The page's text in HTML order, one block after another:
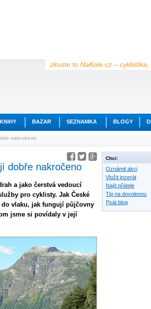
zkuste to NaKole.cz –
KNIHY BAZAR SEZNAMKA BLOGY
nakročeno
dobře nakročeno
a jako čerstvá vedoucí
pro cyklisty. Jak České
vlaku, jak fungují půjčovny
jsme si povídaly v její
Chci:
Oznámit akci
Vložit inzerát
Najít přátele
Tip na dovolenou
Psát blog